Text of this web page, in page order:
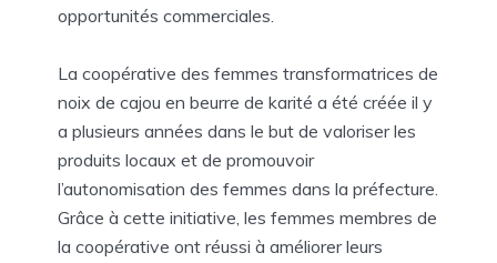
opportunités commerciales.
La coopérative des femmes transformatrices de
noix de cajou en beurre de karité a été créée il y
a plusieurs années dans le but de valoriser les
produits locaux et de promouvoir
l’autonomisation des femmes dans la préfecture.
Grâce à cette initiative, les femmes membres de
la coopérative ont réussi à améliorer leurs